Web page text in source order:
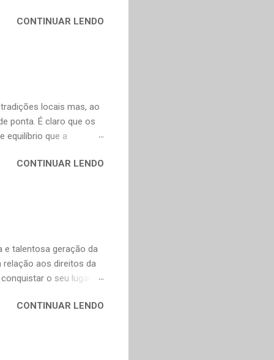
De qualquer forma,
Não poderia faltar um
russa e também para o
de tradução direta do
CONTINUAR LENDO
locais mas, ao
ponta. É claro que os
equilíbrio que a
o que explica o
a Murakami. Alguns
obras fascinantes em
CONTINUAR LENDO
e talentosa geração da
aos direitos da
o seu lugar e
em um lugar melhor
Estado de Goiás,
devido à repressão
CONTINUAR LENDO